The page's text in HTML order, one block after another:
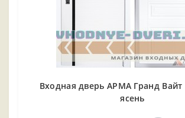
Входная дверь АРМА Гранд
ясень